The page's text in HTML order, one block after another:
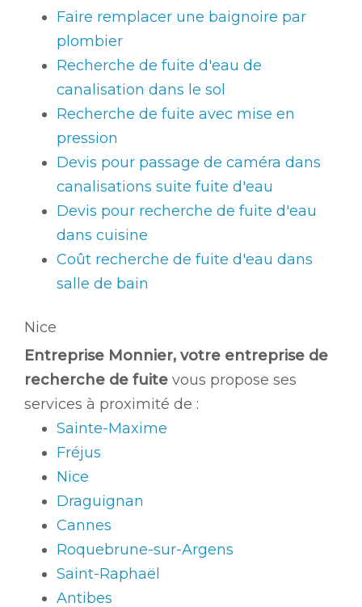
Faire remplacer une baignoire par
plombier
Recherche de fuite d'eau de
canalisation dans le sol
Recherche de fuite avec mise en
pression
Devis pour passage de caméra dans
canalisations suite fuite d'eau
Devis pour recherche de fuite d'eau
dans cuisine
Coût recherche de fuite d'eau dans
salle de bain
Nice
Entreprise Monnier, votre entreprise de
recherche de fuite vous propose ses
services à proximité de :
Sainte-Maxime
Fréjus
Nice
Draguignan
Cannes
Roquebrune-sur-Argens
Saint-Raphaël
Antibes